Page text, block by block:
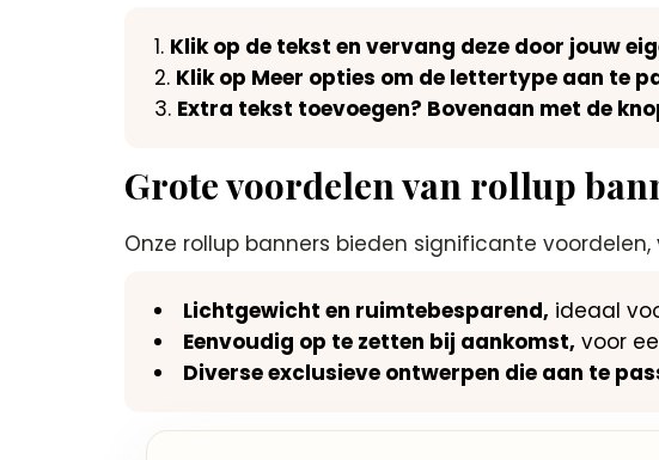
Klik op de tekst en vervang deze door jouw
Klik op Meer opties om de lettertype aan te
Extra tekst toevoegen? Bovenaan met de
Grote voordelen van rollup
Onze rollup banners bieden significante
Lichtgewicht en ruimtebesparend, ideaal
Eenvoudig op te zetten bij aankomst, voor
Diverse exclusieve ontwerpen die aan te